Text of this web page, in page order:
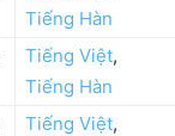
Tiếng Hàn
Tiếng Việt,
Tiếng Hàn
Tiếng Việt,